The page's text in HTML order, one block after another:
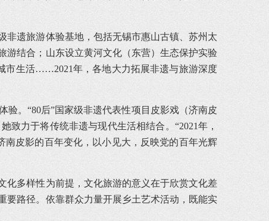
非遗旅游体验基地，包括无锡市惠山古镇、苏州太
游结合；山东设立黄河文化（东营）生态保护实验
市生活……2021年，各地大力拓展非遗与旅游深度
。“80后”国家级非遗代表性项目皮影戏（济南皮
力于将传统非遗与现代生活相结合。“2021年，
南皮影的百年变化，以小见大，反映党的百年光辉
化多样性为前提，文化旅游的意义在于欣赏文化差
要路径。依靠群众力量开展乡土艺术活动，既能实